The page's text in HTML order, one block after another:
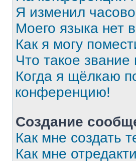
Я изменил
Моего языка нет
Как я могу
Что такое звание
Когда я щёлкаю
конференцию!
Создание
Как мне создать
Как мне